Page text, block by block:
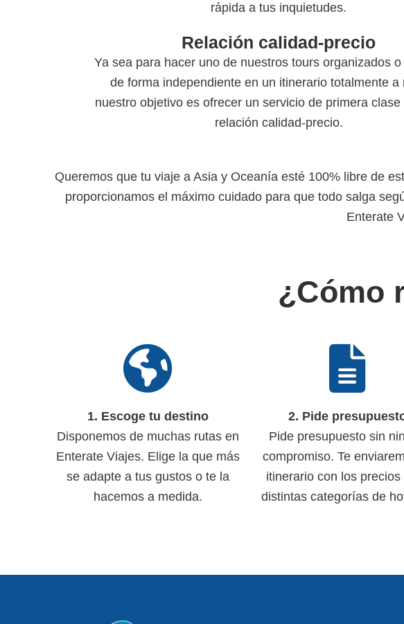
rápida a tus inquietudes.
Relación calidad-precio
Ya sea para hacer uno de nuestros tours organizados
de forma independiente en un itinerario totalmente a
nuestro objetivo es ofrecer un servicio de primera clase
relación calidad-precio.
Queremos que tu viaje a Asia y Oceanía esté 100% libre de
proporcionamos el máximo cuidado para que todo salga
Enterate
¿Cómo
1. Escoge tu destino
Disponemos de muchas rutas en
Enterate Viajes. Elige la que más
se adapte a tus gustos o te la
hacemos a medida.
2. Pide
Pide presupuesto sin
compromiso. Te
itinerario con los precios
distintas categorías de